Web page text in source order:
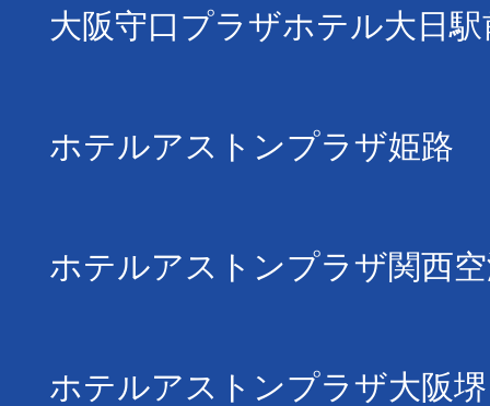
大阪守口プラザホテル大日駅
ホテルアストンプラザ姫路
ホテルアストンプラザ関西
ホテルアストンプラザ大阪堺